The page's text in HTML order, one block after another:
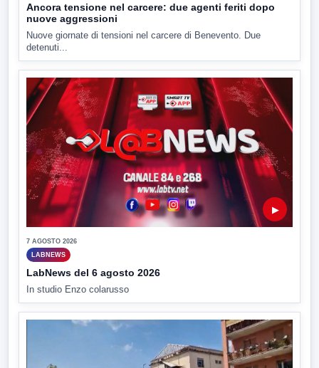
Ancora tensione nel carcere: due agenti feriti dopo
nuove aggressioni
Nuove giornate di tensioni nel carcere di Benevento. Due
detenuti...
▶
7 AGOSTO 2026
LABNEWS
LabNews del 6 agosto 2026
In studio Enzo colarusso